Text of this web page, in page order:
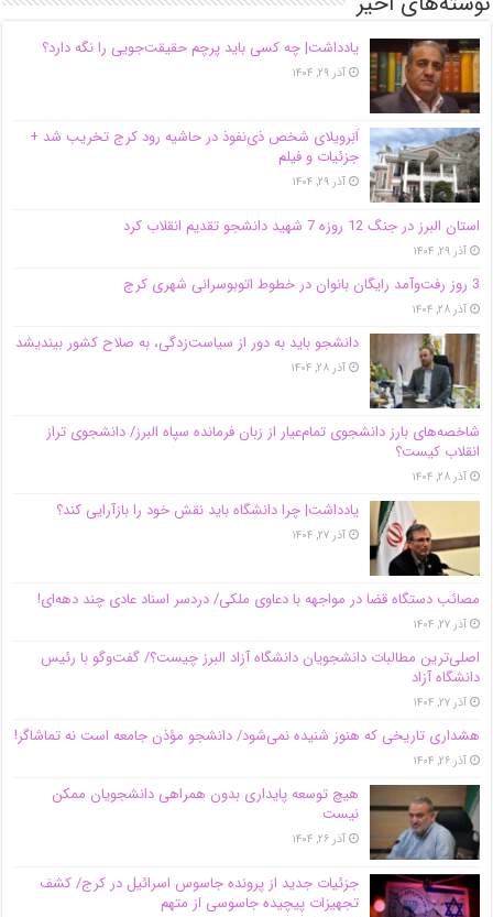
یادداشت| ‌چه کسی باید پرچم حقیقت‌جویی را نگه دارد؟
آذر ۲۹, ۱۴۰۴
اَبَر‌ویلای شخص ذی‌نفوذ در حاشیه‌ رود کرج تخریب شد +
جزئیات و فیلم
آذر ۲۹, ۱۴۰۴
استان البرز در جنگ 12 روزه 7 شهید دانشجو تقدیم انقلاب کرد
آذر ۲۹, ۱۴۰۴
3 روز رفت‌وآمد رایگان بانوان در خطوط اتوبوسرانی شهری کرج
آذر ۲۸, ۱۴۰۴
دانشجو باید به دور از سیاست‌زدگی، به صلاح کشور بیندیشد
آذر ۲۸, ۱۴۰۴
شاخصه‌های بارز دانشجوی تمام‌عیار از زبان فرمانده سپاه البرز/ دانشجوی تراز
انقلاب کیست؟
آذر ۲۸, ۱۴۰۴
یادداشت| چرا دانشگاه باید نقش خود را بازآرایی کند؟
آذر ۲۷, ۱۴۰۴
مصائب دستگاه قضا در مواجهه با دعاوی ملکی/ دردسر اسناد عادی چند‌ دهه‌ای!
آذر ۲۷, ۱۴۰۴
اصلی‌ترین مطالبات دانشجویان دانشگاه آزاد البرز چیست؟/ گفت‌وگو با رئیس
دانشگاه آز‌اد
آذر ۲۷, ۱۴۰۴
هشداری تاریخی که هنوز شنیده نمی‌شود/ دانشجو مؤذن جامعه است نه تماشاگر!
آذر ۲۶, ۱۴۰۴
هیچ توسعه پایداری بدون همراهی دانشجویان ممکن
نیست
آذر ۲۶, ۱۴۰۴
جزئیات جدید از پرونده جاسوس اسرائیل در کرج/‌ کشف
تجهیزات پیچیده جاسوسی از متهم